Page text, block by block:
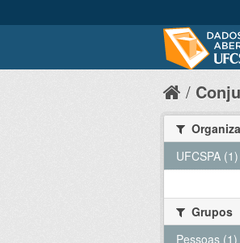
UFCSPA (1)
Grupos
Pessoas (1)